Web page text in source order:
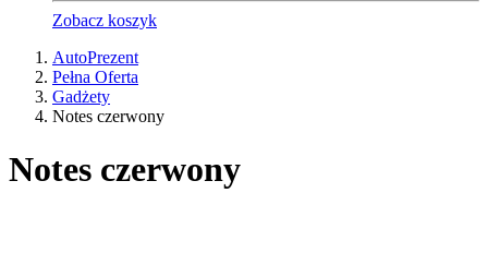
Zobacz koszyk
AutoPrezent
Pełna Oferta
Gadżety
Notes czerwony
Notes czerwony